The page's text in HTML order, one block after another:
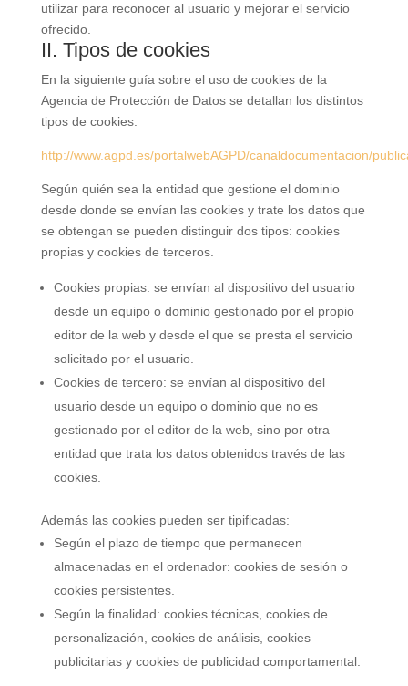
utilizar para reconocer al usuario y mejorar el servicio
ofrecido.
II. Tipos de cookies
En la siguiente guía sobre el uso de cookies de la
Agencia de Protección de Datos se detallan los distintos
tipos de cookies.
http://www.agpd.es/portalwebAGPD/canaldocumentacion/
Según quién sea la entidad que gestione el dominio
desde donde se envían las cookies y trate los datos que
se obtengan se pueden distinguir dos tipos: cookies
propias y cookies de terceros.
Cookies propias: se envían al dispositivo del usuario
desde un equipo o dominio gestionado por el propio
editor de la web y desde el que se presta el servicio
solicitado por el usuario.
Cookies de tercero: se envían al dispositivo del
usuario desde un equipo o dominio que no es
gestionado por el editor de la web, sino por otra
entidad que trata los datos obtenidos través de las
cookies.
Además las cookies pueden ser tipificadas:
Según el plazo de tiempo que permanecen
almacenadas en el ordenador: cookies de sesión o
cookies persistentes.
Según la finalidad: cookies técnicas, cookies de
personalización, cookies de análisis, cookies
publicitarias y cookies de publicidad comportamental.